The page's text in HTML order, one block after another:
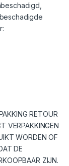
RETOUR
VERPAKKINGEN
WORDEN OF
DE
ZIJN.